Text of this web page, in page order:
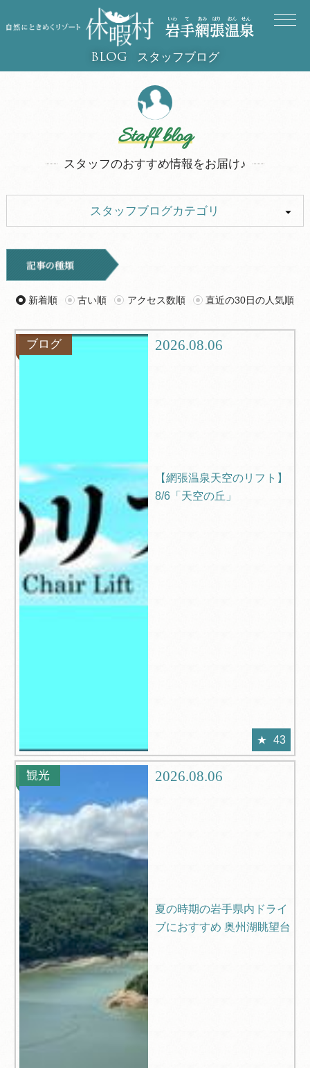
BLOG スタッフブログ
Staff blog
スタッフのおすすめ情報をお届け♪
スタッフブログカテゴリ
イベント
観光 グルメ
ツアー
新着順 古い順 アクセス数順 直近の30日の人気順
ブログ 2026.08.06
【網張温泉天空のリフト】
8/6「天空の丘」
43
観光 2026.08.06
夏の時期の岩手県内ドライ
ブにおすすめ 奥州湖眺望台